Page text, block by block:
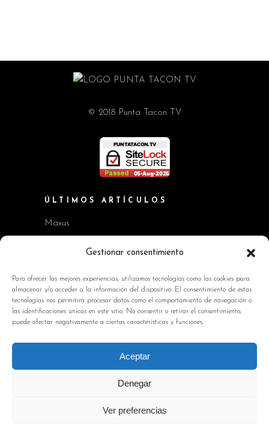
Gestionar consentimiento
Para ofrecer las mejores experiencias, utilizamos tecnologías como las cookies para
almacenar y/o acceder a la información del dispositivo. El consentimiento de estas
tecnologías nos permitirá procesar datos como el comportamiento de navegación o
las identificaciones únicas en este sitio. No consentir o retirar el consentimiento,
puede afectar negativamente a ciertas características y funciones.
Aceptar
Denegar
Ver preferencias
© 2018 Punta Tacon TV
ÚLTIMOS ARTÍCULOS
Maxus
Workshop BMW Neue Klasse
Kia EV2 y Kia Seltos
Skoda Octavia RS
INFORMACIÓN DE INTERÉS
Política de privacidad